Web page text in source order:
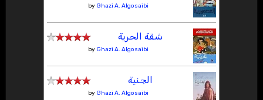
by Ghazi A. Algosaibi
شقة الحرية
by Ghazi A. Algosaibi
الجنية
by Ghazi A. Algosaibi